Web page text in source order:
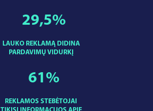
LAUKO REKLAMĄ DIDINA
PARDAVIMŲ VIDURKĮ
29,5%
REKLAMOS STEBĖTOJAI
61%